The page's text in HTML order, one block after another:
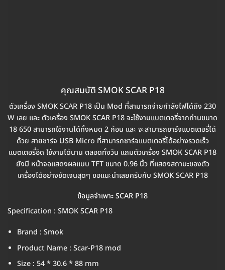
คุณสมบัติ SMOK SCAR P18
ตัวเครื่อง SMOK SCAR P18 เป็น Mod ที่สามารถจ่ายกำลังไฟได้ถึง 230
W เลย และ ตัวเครื่อง SMOK SCAR P18 จะใช้งานแบตเตอรี่จากถ่านขนาด
18 650 สามารถใช้งานได้ทั้งหมด 2 ก้อน และ จะสามารถชาร์จแบตเตอรี่ได้
ด้วย สายชาร์จ USB Micro ที่สามารถชาร์จแบตเตอรี่ได้อย่างรวดเร็ว
แบตเตอรี่อึด ใช้งานได้นาน ตลอดทั้งวัน แถมตัวเครื่อง SMOK SCAR P18
ยังมี หน้าจอแสดงผลแบบ TFT ขนาด 0.96 นิ้ว ที่แสดงสถานะของตัว
เครื่องได้อย่างชัดเจนสุดๆ ขอแนะนำเลยครับกับ SMOK SCAR P18
ข้อมูลจำเพาะ SCAR P18
Specification : SMOK SCAR P18
Brand : Smok
Product Name : Scar-P18 mod
Size : 54 * 30.6 * 88 mm